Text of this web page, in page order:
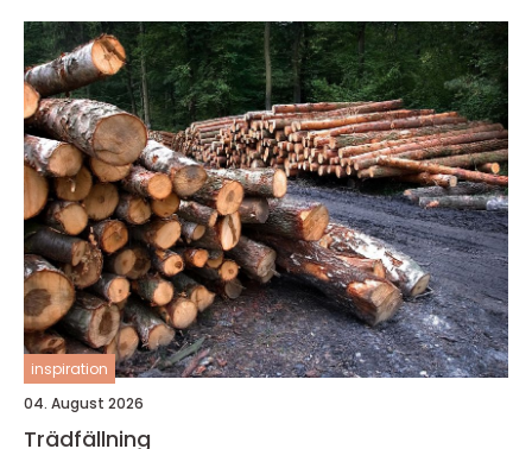
inspiration
04. August 2026
Trädfällning